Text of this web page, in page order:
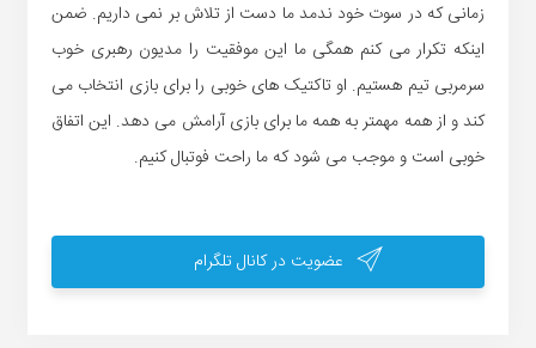
زمانی که در سوت خود ندمد ما دست از تلاش بر نمی داریم. ضمن
اینکه تکرار می کنم همگی ما این موفقیت را مدیون رهبری خوب
سرمربی تیم هستیم. او تاکتیک های خوبی را برای بازی انتخاب می
کند و از همه مهمتر به همه ما برای بازی آرامش می دهد. این اتفاق
خوبی است و موجب می شود که ما راحت فوتبال کنیم.
عضویت در کانال تلگرام